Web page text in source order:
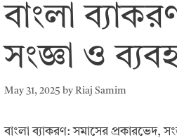
বাংলা
সংজ্ঞা ও
May 31, 2025 by Riaj Samim
বাংলা ব্যাকরণ: সমাসের প্রকারভেদ,